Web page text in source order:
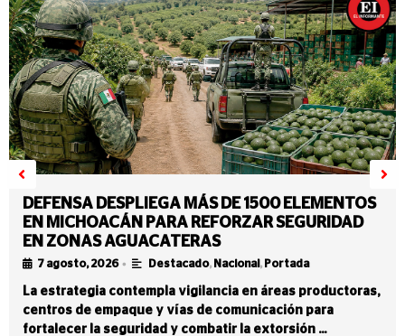
DEFENSA DESPLIEGA MÁS DE 1500 ELEMENTOS
EN MICHOACÁN PARA REFORZAR SEGURIDAD
EN ZONAS AGUACATERAS
7 agosto, 2026 • Destacado, Nacional , Portada
La estrategia contempla vigilancia en áreas productoras,
centros de empaque y vías de comunicación para
fortalecer la seguridad y combatir la extorsión …